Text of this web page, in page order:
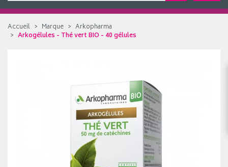
Accueil Marque
Arkopharma
Arkogélules - Thé vert BIO - 40 gélules